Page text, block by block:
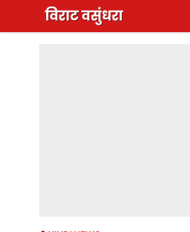
content